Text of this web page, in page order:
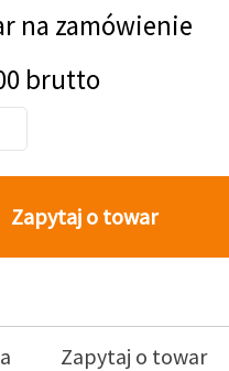
na zamówienie
brutto
Zapytaj o towar
Zapytaj o towar